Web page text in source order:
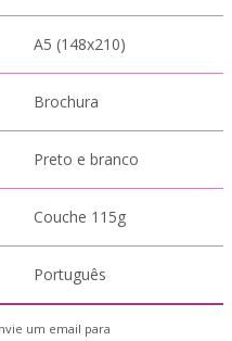
A5 (148x210)
Brochura
Preto e branco
Couche 115g
Português
um email para